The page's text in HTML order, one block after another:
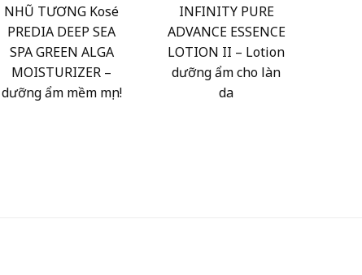
NHŨ TƯƠNG Kosé
PREDIA DEEP SEA
SPA GREEN ALGA
MOISTURIZER –
dưỡng ẩm mềm mịn!
INFINITY PURE
ADVANCE ESSENCE
LOTION II – Lotion
dưỡng ẩm cho làn
da